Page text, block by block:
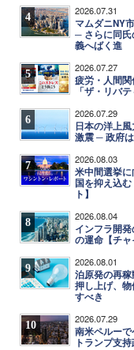
4 2026.07.31
マムダニNY
─ さらに同氏
義へばく進
5 2026.07.27
疲労・人間
「ザ・リバ
6 2026.07.29
日本の洋上
激震 ─ 政府
7 2026.08.03
米中間選挙
国を抑え込
ト】
8 2026.08.04
インフラ開
の運命【チャ
9 2026.08.01
泊原発の再
押し上げ、
すべき
10 2026.07.29
南米ペルー
トランプ支